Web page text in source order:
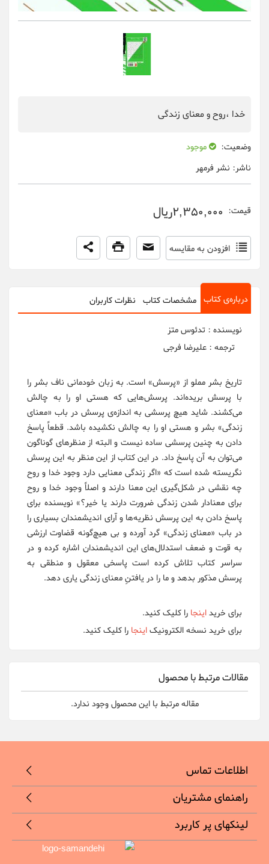
خدا ،روح و معنای زندگی
وضعیت:
موجود
ناشر: نشر فرمهر
قیمت: 2,350,000ریال
افزودن به مقایسه
درباره‌ی کتاب مشخصات کتاب نظرات کاربران
نویسنده : تدئوس متز
ترجمه : علیرضا فرجی
تاریخ بشر مملو از «پرسش» است. به زبان خودمانی ناف بشر را
با پرسش بریده‌اند. پرسش‌هایی که هستی او را به چالش
می‌کشند. شاید هیچ پرسشی به اندازه‌ی پرسش در باب «معنای
زندگی» بشر و هستی او را به چالش نکشیده باشد. قطعاً پاسخ
دادن به چنین پرسشی ساده نیست و البته از منظرهای گوناگون
می‌توان به آن پاسخ داد. در این کتاب از این منظر به این پرسش
نگریسته شده است که «اگر زندگی معنایی دارد وجود خدا و روح
چه نقشی در شکل‌گیری این معنا دارند و اصلاً وجود خدا و روح
برای معنادار شدن زندگی ضرورت دارند یا خیر؟» نویسنده برای
پاسخ دادن به این پرسش نظریه‌ها و آرای اندیشمندان بسیاری را
در باب «معنای زندگی» گرد آورده و بی هیچ‌گونه قضاوت ارزشی
به قوت و ضعف استدلال‌های این اندیشمندان اشاره کرده و در
سراسر کتاب تلاش کرده است پاسخی معقول و منطقی به
پرسش مذکور بدهد و ما را در یافتنِ معنای زندگی یاری دهد.
برای خریداینجا را کلیک کنید.
برای خرید نسخه الکترونیکاینجا را کلیک کنید.
مقالات مرتبط با محصول
مقاله مرتبط با این محصول وجود ندارد.
اطلاعات تماس
راهنمای مشتریان
لینکهای پر کاربرد